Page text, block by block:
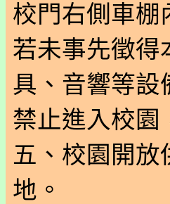
校門右側車棚
若未事先徵得
具、音響等設
禁止進入校園
五、校園開放
地。